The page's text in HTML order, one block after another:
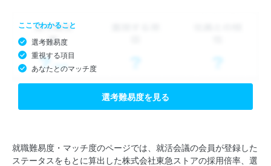
ここでわかること
選考難易度
重視する項目
あなたとのマッチ度
選考難易度を見る
就職難易度・マッチ度のページでは、就活会議の会員が登録した
ステータスをもとに算出した株式会社東急ストアの採用倍率、選